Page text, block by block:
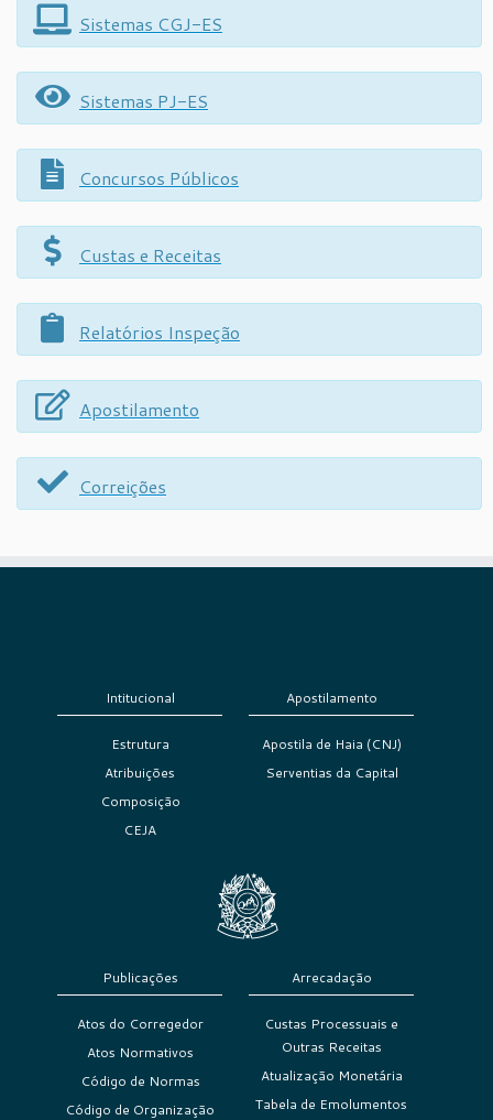
Sistemas CGJ-ES
Sistemas PJ-ES
Concursos Públicos
Custas e Receitas
Relatórios Inspeção
Apostilamento
Correições
Intitucional
Estrutura
Atribuições
Composição
CEJA
Apostilamento
Apostila de Haia (CNJ)
Serventias da Capital
Publicações
Atos do Corregedor
Atos Normativos
Código de Normas
Código de Organização
Arrecadação
Custas Processuais e
Outras Receitas
Atualização Monetária
Tabela de Emolumentos